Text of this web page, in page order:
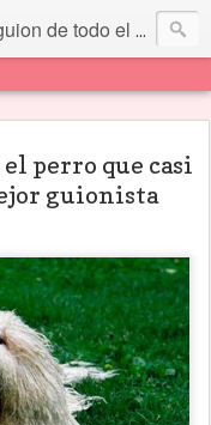
el mundo... Y más.
perro que casi
guionista